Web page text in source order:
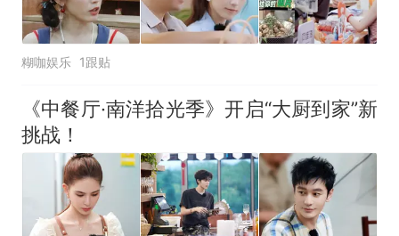
糊咖娱乐 1跟贴
《中餐厅·南洋拾光季》开启“大厨到家”新
挑战！